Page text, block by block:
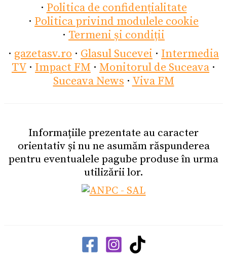
· Politica de confidențialitate
· Politica privind modulele cookie
· Termeni și condiții
· gazetasv.ro · Glasul Sucevei · Intermedia
TV · Impact FM · Monitorul de Suceava ·
Suceava News · Viva FM
Informațiile prezentate au caracter
orientativ și nu ne asumăm răspunderea
pentru eventualele pagube produse în urma
utilizării lor.